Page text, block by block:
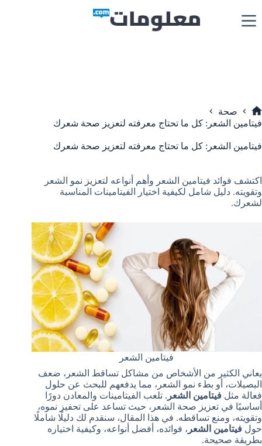
إلى
المحتوى
الرئيسية
صحة
فيتامين الشعر: كل ما تحتاج معرفته لتعزيز صحة شعرك
فيتامين الشعر: كل ما تحتاج معرفته لتعزيز صحة شعرك
اكتشف فوائد فيتامين الشعر وأهم أنواعه لتعزيز نمو الشعر
وتقويته. دليل شامل لكيفية اختيار الفيتامينات المناسبة
لشعرك.
فيتامين الشعر
يعاني الكثير من الأشخاص من مشاكل تساقط الشعر، ضعف
البصيلات، أو بطء نمو الشعر، مما يدفعهم للبحث عن حلول
فعالة مثل فيتامين الشعر . تلعب الفيتامينات والمعادن دورًا
أساسيًا في تعزيز صحة الشعر، حيث تساعد على تحفيز نموه،
وتقويته، ومنع تساقطه. في هذا المقال، سنقدم لك دليلًا شاملًا
حول فيتامين الشعر ، فوائده، أفضل أنواعه، وكيفية اختياره
بطريقة صحيحة.